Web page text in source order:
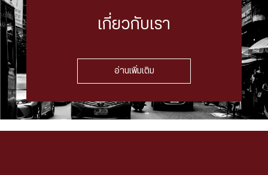
เกี่ยวกับเรา
อ่านเพิ่มเติม